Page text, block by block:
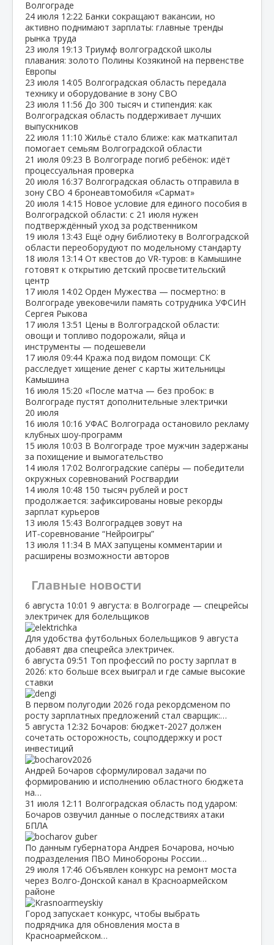
Волгограде
24 июля 12:22 Банки сокращают вакансии, но
активно поднимают зарплаты: главные тренды
рынка труда
23 июля 19:13 Триумф волгоградской школы
плавания: золото Полины Козякиной на первенстве
Европы
23 июля 14:05 Волгоградская область передала
технику и оборудование в зону СВО
23 июля 11:56 До 300 тысяч и стипендия: как
Волгоградская область поддерживает лучших
выпускников
22 июля 11:10 Жильё стало ближе: как маткапитал
помогает семьям Волгоградской области
21 июля 09:23 В Волгограде погиб ребёнок: идёт
процессуальная проверка
20 июля 16:37 Волгоградская область отправила в
зону СВО 4 бронеавтомобиля «Сармат»
20 июля 14:15 Новое условие для единого пособия в
Волгоградской области: с 21 июля нужен
подтверждённый уход за родственником
19 июля 13:43 Ещё одну библиотеку в Волгоградской
области переоборудуют по модельному стандарту
18 июля 13:14 От квестов до VR‑туров: в Камышине
готовят к открытию детский просветительский
центр
17 июля 14:02 Орден Мужества — посмертно: в
Волгограде увековечили память сотрудника УФСИН
Сергея Рыкова
17 июля 13:51 Цены в Волгоградской области:
овощи и топливо подорожали, яйца и
инструменты — подешевели
17 июля 09:44 Кража под видом помощи: СК
расследует хищение денег с карты жительницы
Камышина
16 июля 15:20 «После матча — без пробок: в
Волгограде пустят дополнительные электрички
20 июля
16 июля 10:16 УФАС Волгограда остановило рекламу
клубных шоу‑программ
15 июля 10:03 В Волгограде трое мужчин задержаны
за похищение и вымогательство
14 июля 17:02 Волгоградские сапёры — победители
окружных соревнований Росгвардии
14 июля 10:48 150 тысяч рублей и рост
продолжается: зафиксированы новые рекорды
зарплат курьеров
13 июля 15:43 Волгоградцев зовут на
ИТ‑соревнование “Нейроигры”
13 июля 11:34 В МАХ запущены комментарии и
расширены возможности авторов
Главные новости
6 августа 10:01 9 августа: в Волгограде — спецрейсы
электричек для болельщиков
Для удобства футбольных болельщиков 9 августа
добавят два спецрейса электричек.
6 августа 09:51 Топ профессий по росту зарплат в
2026: кто больше всех выиграл и где самые высокие
ставки
В первом полугодии 2026 года рекордсменом по
росту зарплатных предложений стал сварщик:…
5 августа 12:32 Бочаров: бюджет‑2027 должен
сочетать осторожность, соцподдержку и рост
инвестиций
Андрей Бочаров сформулировал задачи по
формированию и исполнению областного бюджета
на…
31 июля 12:11 Волгоградская область под ударом:
Бочаров озвучил данные о последствиях атаки
БПЛА
По данным губернатора Андрея Бочарова, ночью
подразделения ПВО Минобороны России…
29 июля 17:46 Объявлен конкурс на ремонт моста
через Волго‑Донской канал в Красноармейском
районе
Город запускает конкурс, чтобы выбрать
подрядчика для обновления моста в
Красноармейском…